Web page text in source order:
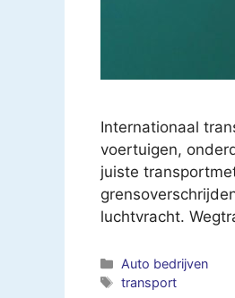
Internationaal
voertuigen,
juiste
luchtvracht.
Categorieën
Auto bedrijven
Tags
transport